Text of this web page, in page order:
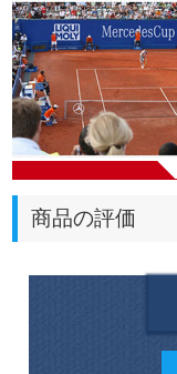
商品の評価